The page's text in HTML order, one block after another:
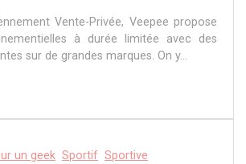
Vente-Privée, Veepee propose
à durée limitée avec des
sur de grandes marques. On y...
un geek Sportif Sportive